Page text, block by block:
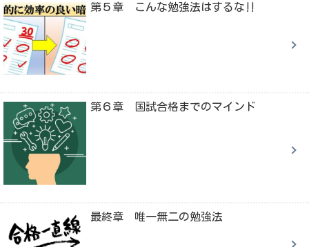
第５章 こんな勉強法はするな‼
第６章 国試合格までのマインド
最終章 唯一無二の勉強法